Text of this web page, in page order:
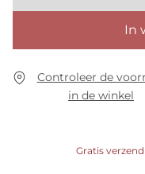
In
Controleer de
in de winkel
Gratis